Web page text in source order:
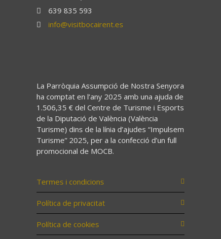
639 835 593
info@visitbocairent.es
La Parròquia Assumpció de Nostra Senyora
ha comptat en l’any 2025 amb una ajuda de
1.506,35 € del Centre de Turisme i Esports
de la Diputació de València (València
Turisme) dins de la línia d’ajudes “Impulsem
Turisme” 2025, per a la confecció d’un full
promocional de MOCB.
Termes i condicions
Política de privacitat
Política de cookies